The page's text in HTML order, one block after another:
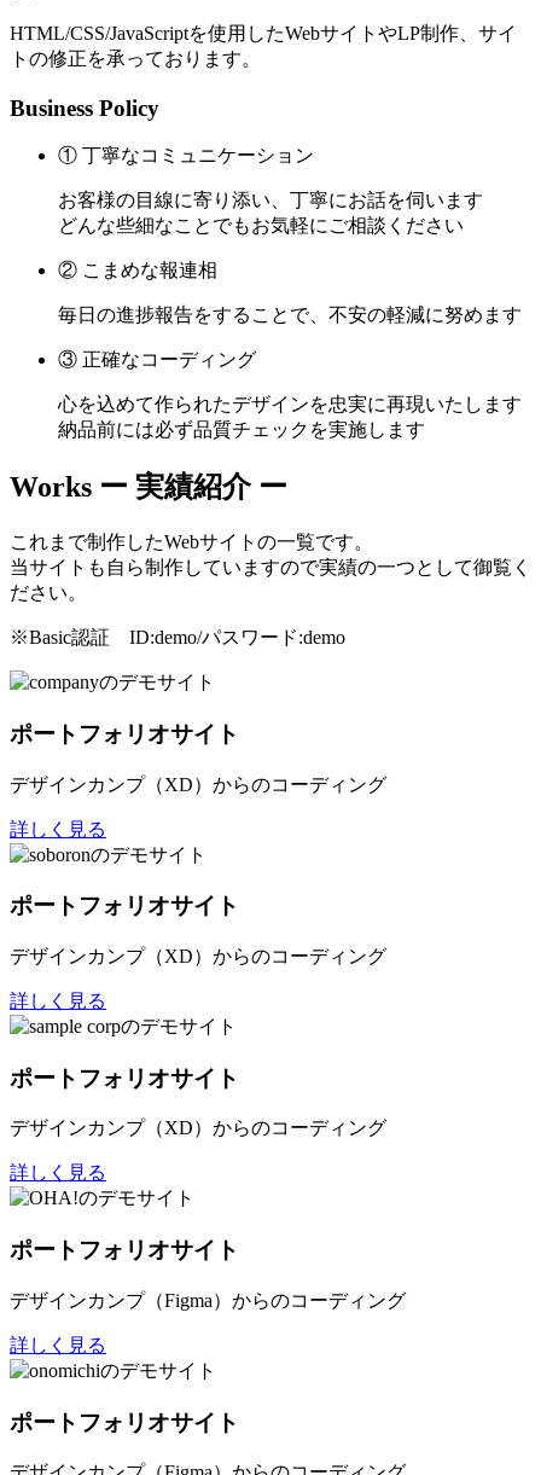
HTML/CSS/JavaScriptを使用したWebサイトやLP制作、サイ
トの修正を承っております。
Business Policy
① 丁寧なコミュニケーション
お客様の目線に寄り添い、丁寧にお話を伺います
どんな些細なことでもお気軽にご相談ください
② こまめな報連相
毎日の進捗報告をすることで、不安の軽減に努めます
③ 正確なコーディング
心を込めて作られたデザインを忠実に再現いたします
納品前には必ず品質チェックを実施します
Works ー 実績紹介 ー
これまで制作したWebサイトの一覧です。
当サイトも自ら制作していますので実績の一つとして御覧く
ださい。
※Basic認証 ID:demo/パスワード:demo
ポートフォリオサイト
デザインカンプ（XD）からのコーディング
詳しく見る
ポートフォリオサイト
デザインカンプ（XD）からのコーディング
詳しく見る
ポートフォリオサイト
デザインカンプ（XD）からのコーディング
詳しく見る
ポートフォリオサイト
デザインカンプ（Figma）からのコーディング
詳しく見る
ポートフォリオサイト